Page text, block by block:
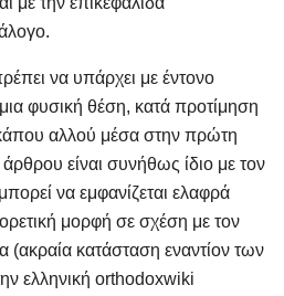
να υπάρχει με έντονο
φυσική θέση, κατά προτίμηση
αλλού μέσα στην πρώτη
είναι συνήθως ίδιο με τον
να εμφανίζεται ελαφρά
μορφή σε σχέση με τον
(ακραία κατάσταση εναντίον των
ελληνική orthodoxwiki